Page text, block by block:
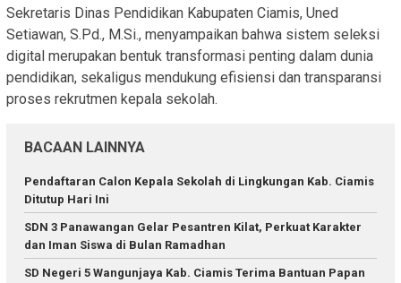
Sekretaris Dinas Pendidikan Kabupaten Ciamis, Uned
Setiawan, S.Pd., M.Si., menyampaikan bahwa sistem seleksi
digital merupakan bentuk transformasi penting dalam dunia
pendidikan, sekaligus mendukung efisiensi dan transparansi
proses rekrutmen kepala sekolah.
BACAAN LAINNYA
Pendaftaran Calon Kepala Sekolah di Lingkungan Kab. Ciamis
Ditutup Hari Ini
SDN 3 Panawangan Gelar Pesantren Kilat, Perkuat Karakter
dan Iman Siswa di Bulan Ramadhan
SD Negeri 5 Wangunjaya Kab. Ciamis Terima Bantuan Papan